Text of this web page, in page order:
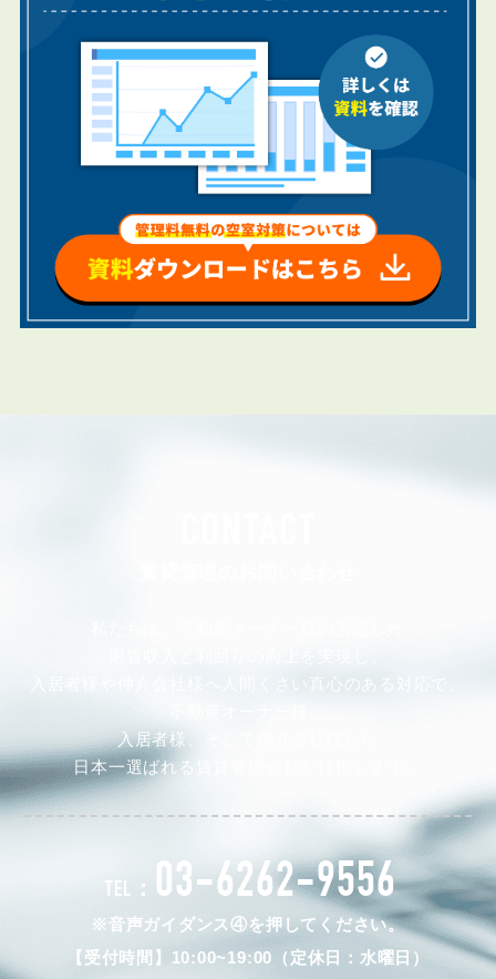
入居者様や仲介会社様へ人間くさい真心のある対応で、
入居者様、そして仲介会社様から
日本一選ばれる賃貸管理会社を目指します。
TEL： 03-6262-9556
※音声ガイダンス④を押してください。
【受付時間】10:00~19:00（定休日：水曜日）